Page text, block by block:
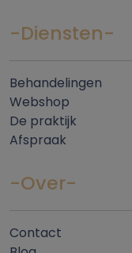
-Diensten-
Behandelingen
Webshop
De praktijk
Afspraak
-Over-
Contact